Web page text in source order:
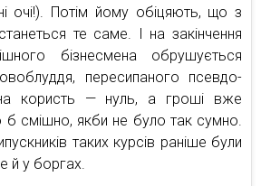
очі!). Потім йому обіцяють, що з
те саме. І на закінчення
бізнесмена обрушується
пересипаного псевдо-
користь — нуль, а гроші вже
б смішно, якби не було так сумно.
таких курсів раніше були
й у боргах.